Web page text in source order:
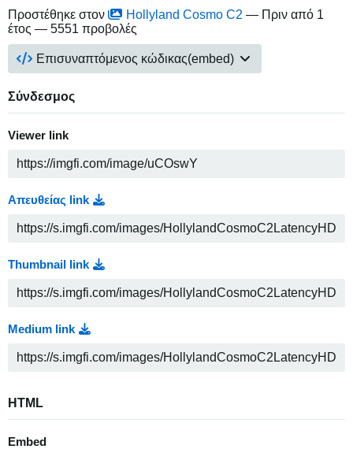
Προστέθηκε στον
Hollyland Cosmo C2 — Πριν από 1
έτος — 5551 προβολές
Επισυναπτόμενος κώδικας(embed)
Σύνδεσμος
Viewer link
Απευθείας link
Thumbnail link
Medium link
HTML
Embed